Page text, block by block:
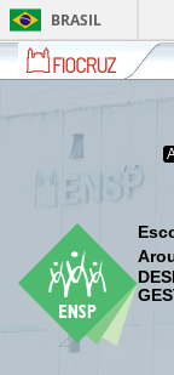
BRASIL
Fiocruz